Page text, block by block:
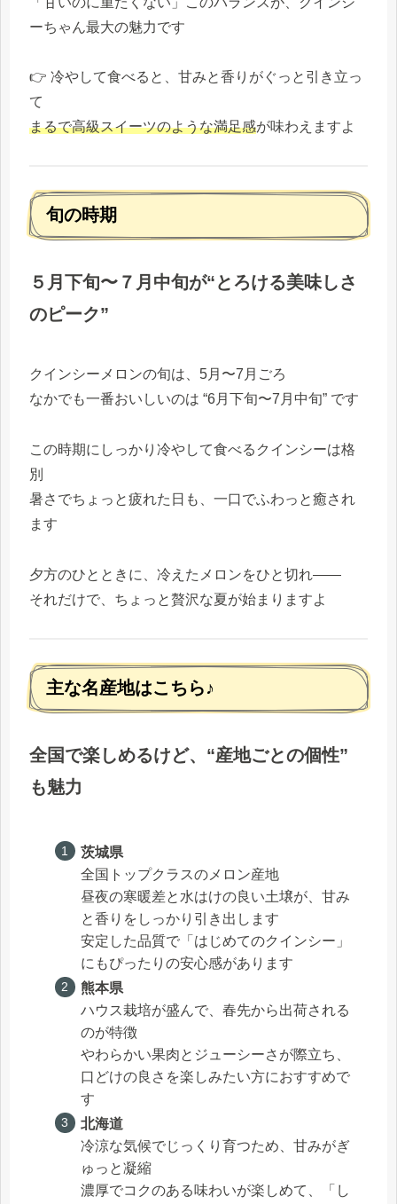
ーちゃん最大の魅力です
👉 冷やして食べると、甘みと香りがぐっと引き立っ
て
まるで高級スイーツのような満足感が味わえますよ
旬の時期
５月下旬〜７月中旬が“とろける美味しさ
のピーク”
クインシーメロンの旬は、5月〜7月ごろ
なかでも一番おいしいのは “6月下旬〜7月中旬” です
この時期にしっかり冷やして食べるクインシーは格
別
暑さでちょっと疲れた日も、一口でふわっと癒され
ます
夕方のひとときに、冷えたメロンをひと切れ――
それだけで、ちょっと贅沢な夏が始まりますよ
主な名産地はこちら♪
全国で楽しめるけど、“産地ごとの個性”
も魅力
茨城県
全国トップクラスのメロン産地
昼夜の寒暖差と水はけの良い土壌が、甘み
と香りをしっかり引き出します
安定した品質で「はじめてのクインシー」
にもぴったりの安心感があります
熊本県
ハウス栽培が盛んで、春先から出荷される
のが特徴
やわらかい果肉とジューシーさが際立ち、
口どけの良さを楽しみたい方におすすめで
す
北海道
冷涼な気候でじっくり育つため、甘みがぎ
ゅっと凝縮
濃厚でコクのある味わいが楽しめて、「し